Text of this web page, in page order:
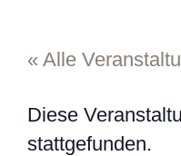
« Alle
Diese
stattgefunden.